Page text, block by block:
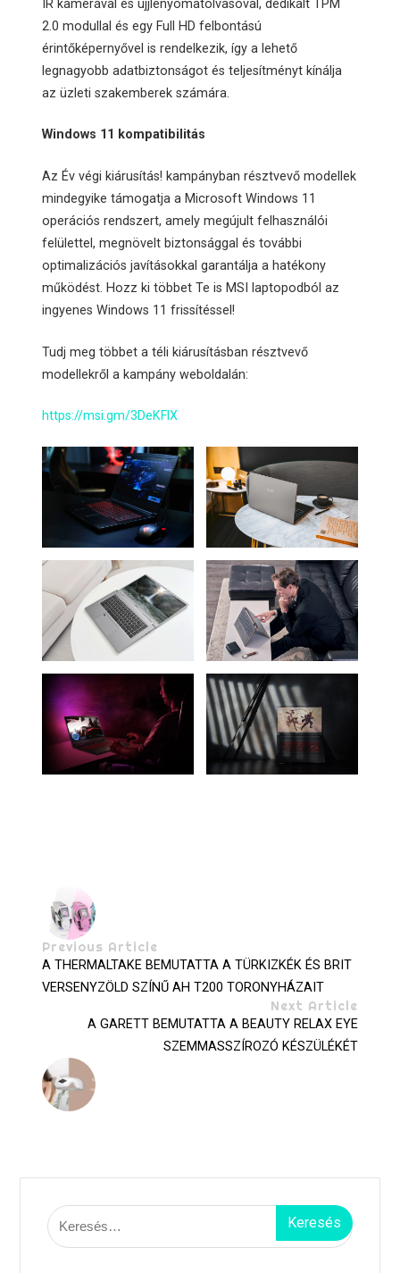
IR kamerával és ujjlenyomatolvasóval, dedikált TPM
2.0 modullal és egy Full HD felbontású
érintőképernyővel is rendelkezik, így a lehető
legnagyobb adatbiztonságot és teljesítményt kínálja
az üzleti szakemberek számára.
Windows 11 kompatibilitás
Az Év végi kiárusítás! kampányban résztvevő modellek
mindegyike támogatja a Microsoft Windows 11
operációs rendszert, amely megújult felhasználói
felülettel, megnövelt biztonsággal és további
optimalizációs javításokkal garantálja a hatékony
működést. Hozz ki többet Te is MSI laptopodból az
ingyenes Windows 11 frissítéssel!
Tudj meg többet a téli kiárusításban résztvevő
modellekről a kampány weboldalán:
https://msi.gm/3DeKFlX
Previous Article
A THERMALTAKE BEMUTATTA A TÜRKIZKÉK ÉS BRIT
VERSENYZÖLD SZÍNŰ AH T200 TORONYHÁZAIT
Next Article
A GARETT BEMUTATTA A BEAUTY RELAX EYE
SZEMMASSZÍROZÓ KÉSZÜLÉKÉT
Keresés: